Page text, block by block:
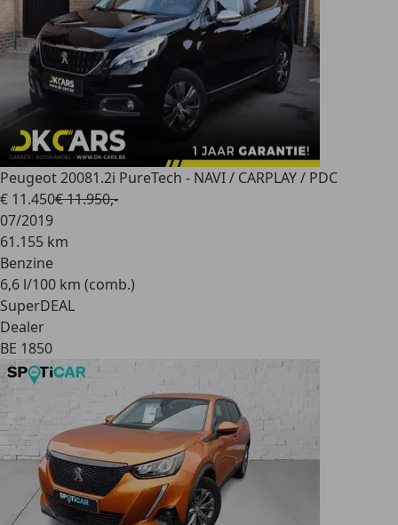
Peugeot 20081.2i PureTech - NAVI / CARPLAY / PDC
€ 11.450€ 11.950,-
07/2019
61.155 km
Benzine
6,6 l/100 km (comb.)
SuperDEAL
Dealer
BE 1850